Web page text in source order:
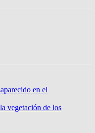
en el
vegetación de los